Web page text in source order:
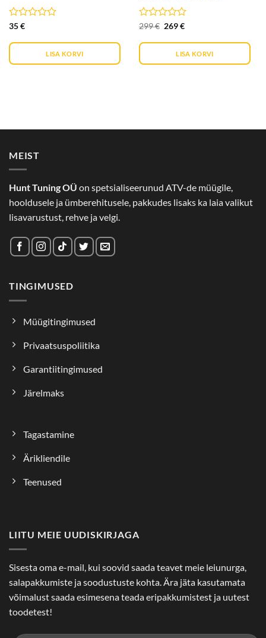
Hinnanguga
/
35€
LISA KORVI
Hinnanguga
/
299€ Algne
oli:
269€Current
is:
LISA KORVI
MEIST
Hunt Tuning OÜ on spetsialiseerunud ATV-de müügile,
hooldusele ja ümberehitusele, pakkudes lisaks ka laia valikut
lisavarustust, rehve ja velgi.
TINGIMUSED
Müügitingimused
Privaatsuspoliitika
Garantiitingimused
Järelmaks
Tagastamine
Ärikliendile
Teenused
LIITU MEIE UUDISKIRJAGA
Sisesta oma e-mail, kui soovid saada teavet meie leiunurga,
salapakkumiste ja soodustuste kohta. Ära jäta kasutamata
võimalust saada esimesena teada eripakkumistest ja uutest
toodetest!